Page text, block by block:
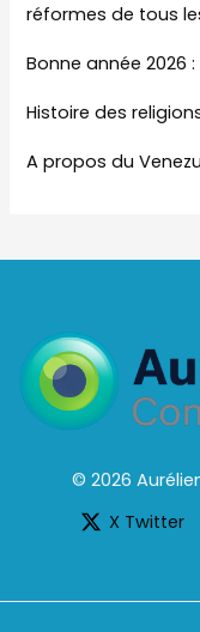
réformes de tous
Bonne année 2026
Histoire des
A propos du
© 2026
X Twitter